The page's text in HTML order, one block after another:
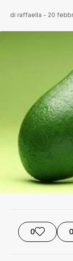
di raffaella - 20
0 0